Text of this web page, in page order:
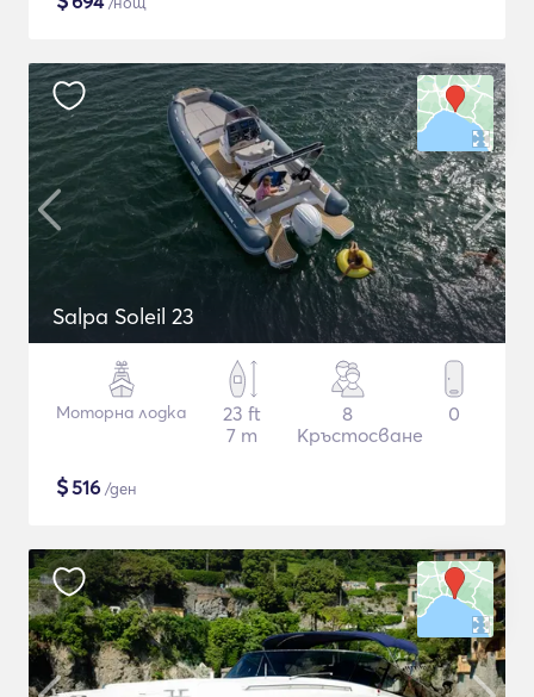
Salpa Soleil 23
Моторна лодка
23 ft
7 m
8
Кръстосване
0
$516 /ден